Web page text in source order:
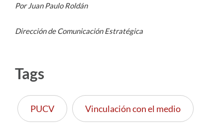
Por Juan Paulo Roldán
Dirección de Comunicación Estratégica
Tags
PUCV Vinculación con el medio